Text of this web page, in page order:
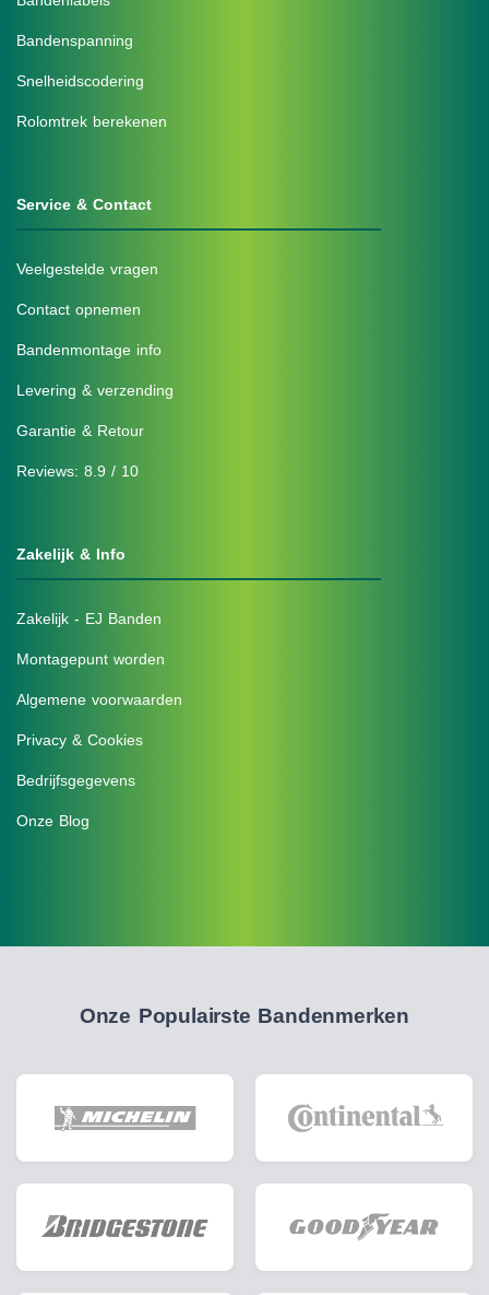
Bandenspanning
Snelheidscodering
Rolomtrek berekenen
Service & Contact
Veelgestelde vragen
Contact opnemen
Bandenmontage info
Levering & verzending
Garantie & Retour
Reviews: 8.9 / 10
Zakelijk & Info
Zakelijk - EJ Banden
Montagepunt worden
Algemene voorwaarden
Privacy & Cookies
Bedrijfsgegevens
Onze Blog
Onze Populairste Bandenmerken